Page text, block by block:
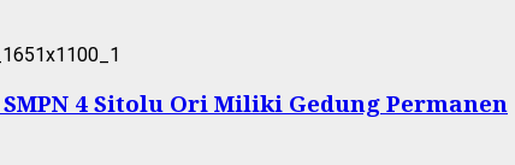
4 Sitolu Ori Miliki Gedung Permanen